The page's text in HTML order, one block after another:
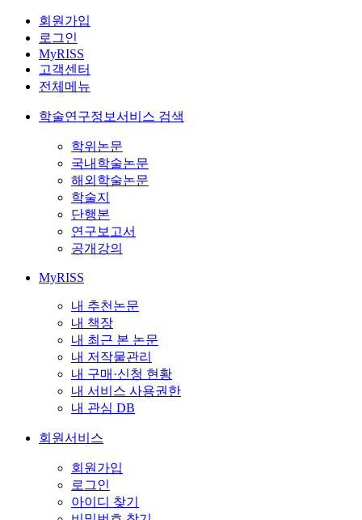
회원가입
로그인
MyRISS
고객센터
전체메뉴
학술연구정보서비스 검색
학위논문
국내학술논문
해외학술논문
학술지
단행본
연구보고서
공개강의
MyRISS
내 추천논문
내 책장
내 최근 본 논문
내 저작물관리
내 구매·신청 현황
내 서비스 사용권한
내 관심 DB
회원서비스
회원가입
로그인
아이디 찾기